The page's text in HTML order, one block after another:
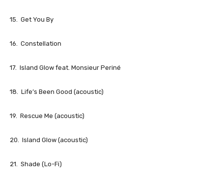
15. Get You By
16. Constellation
17. Island Glow feat. Monsieur Periné
18. Life’s Been Good (acoustic)
19. Rescue Me (acoustic)
20. Island Glow (acoustic)
21. Shade (Lo-Fi)